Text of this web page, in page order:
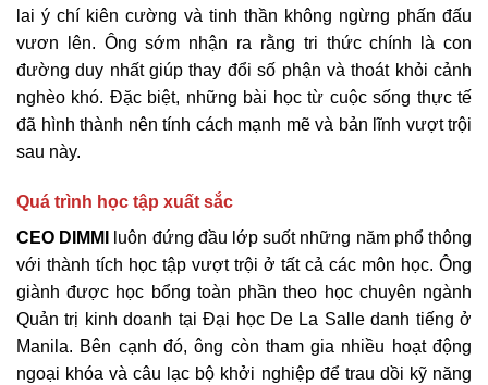
lai ý chí kiên cường và tinh thần không ngừng phấn đấu
vươn lên. Ông sớm nhận ra rằng tri thức chính là con
đường duy nhất giúp thay đổi số phận và thoát khỏi cảnh
nghèo khó. Đặc biệt, những bài học từ cuộc sống thực tế
đã hình thành nên tính cách mạnh mẽ và bản lĩnh vượt trội
sau này.
Quá trình học tập xuất sắc
CEO DIMMI
luôn đứng đầu lớp suốt những năm phổ thông
với thành tích học tập vượt trội ở tất cả các môn học. Ông
giành được học bổng toàn phần theo học chuyên ngành
Quản trị kinh doanh tại Đại học De La Salle danh tiếng ở
Manila. Bên cạnh đó, ông còn tham gia nhiều hoạt động
ngoại khóa và câu lạc bộ khởi nghiệp để trau dồi kỹ năng